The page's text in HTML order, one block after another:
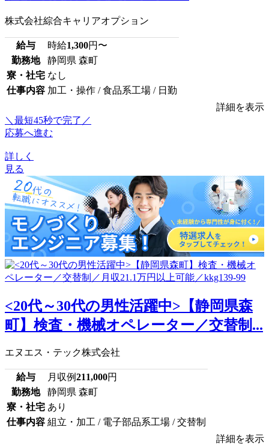
株式会社綜合キャリアオプション
給与 時給1,300円〜
勤務地
静岡県 森町
寮・社宅 なし
仕事内容 加工・操作 / 食品系工場 / 日勤
詳細を表示
＼最短45秒で完了／
応募へ進む
詳しく
見る
<20代～30代の男性活躍中>【静岡県森
町】検査・機械オペレーター／交替制...
エヌエス・テック株式会社
給与 月収例211,000円
勤務地
静岡県 森町
寮・社宅 あり
仕事内容 組立・加工 / 電子部品系工場 / 交替制
詳細を表示